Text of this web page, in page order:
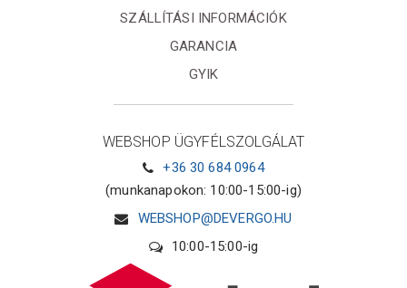
SZÁLLÍTÁSI INFORMÁCIÓK
GARANCIA
GYIK
WEBSHOP ÜGYFÉLSZOLGÁLAT
+36 30 684 0964
(munkanapokon: 10:00-15:00-ig)
WEBSHOP@DEVERGO.HU
10:00-15:00-ig